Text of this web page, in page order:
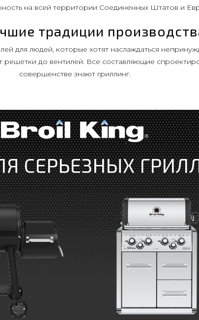
на всей территории Соединенных Штатов и
традиции
для людей, которые хотят наслаждаться
решетки до вентилей. Все составляющие
совершенстве знают гриллинг.
СЕРЬЕЗНЫХ